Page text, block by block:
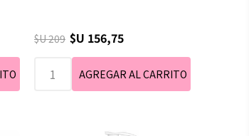
$U 209 $U 156,75